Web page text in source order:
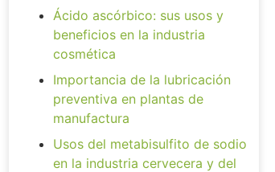
Ácido ascórbico: sus usos y
beneficios en la industria
cosmética
Importancia de la lubricación
preventiva en plantas de
manufactura
Usos del metabisulfito de sodio
en la industria cervecera y del